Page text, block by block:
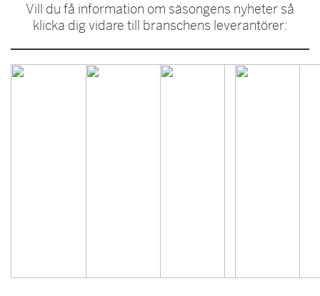
Vill du få information om säsongens nyheter så
klicka dig vidare till branschens leverantörer: